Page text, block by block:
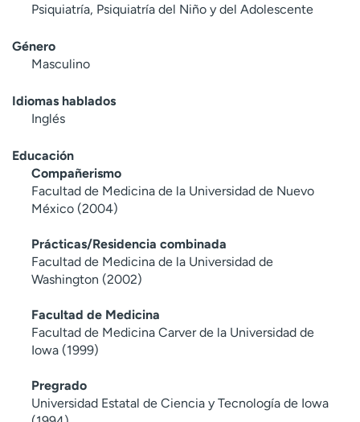
Psiquiatría, Psiquiatría del Niño y del Adolescente
Género
Masculino
Idiomas hablados
Inglés
Educación
Compañerismo
Facultad de Medicina de la Universidad de Nuevo
México (2004)
Prácticas/Residencia combinada
Facultad de Medicina de la Universidad de
Washington (2002)
Facultad de Medicina
Facultad de Medicina Carver de la Universidad de
Iowa (1999)
Pregrado
Universidad Estatal de Ciencia y Tecnología de Iowa